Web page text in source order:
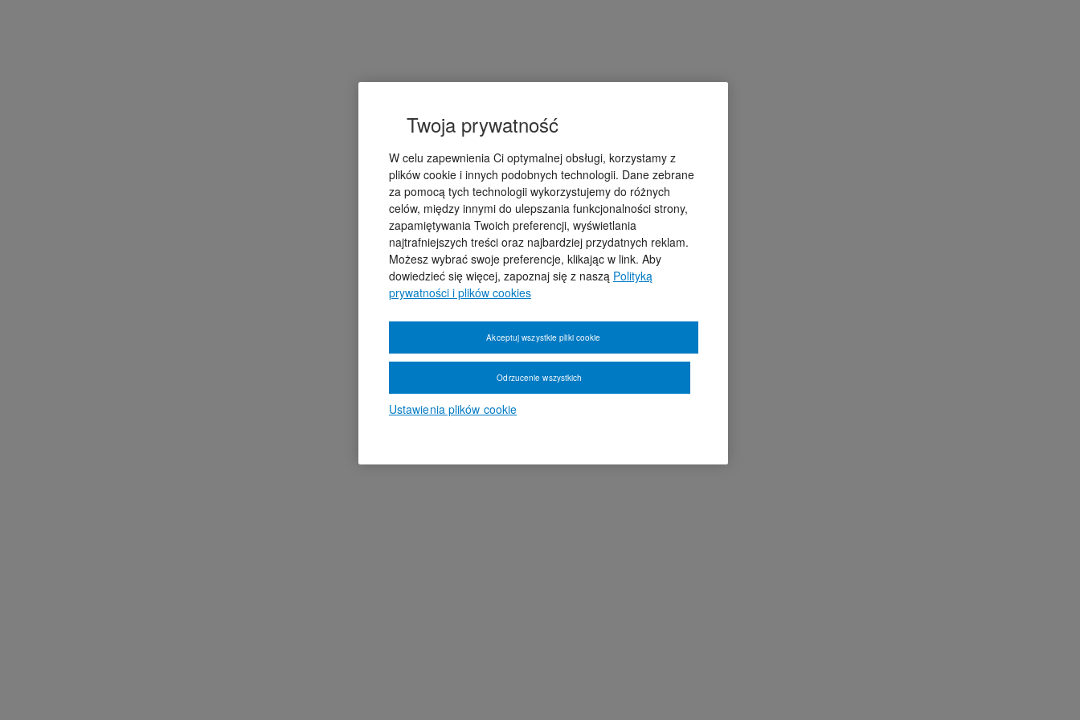
Twoja prywatność
W celu zapewnienia Ci optymalnej obsługi, korzystamy z
plików cookie i innych podobnych technologii. Dane zebrane
za pomocą tych technologii wykorzystujemy do różnych
celów, między innymi do ulepszania funkcjonalności strony,
zapamiętywania Twoich preferencji, wyświetlania
najtrafniejszych treści oraz najbardziej przydatnych reklam.
Możesz wybrać swoje preferencje, klikając w link. Aby
dowiedzieć się więcej, zapoznaj się z naszą Polityką
prywatności i plików cookies
Ustawienia plików cookie
Odrzucenie wszystkich
Akceptuj wszystkie pliki cookie